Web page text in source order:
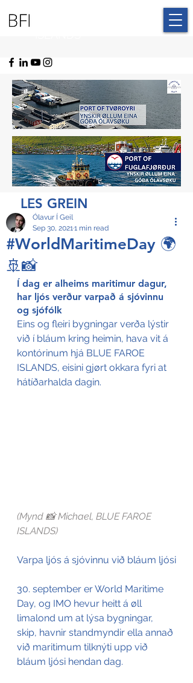
LES GREIN
#WorldMaritimeDay 🌍
🚢📸
Ólavur Í Geil
Sep 30, 20211 min read
Í dag er alheims maritimur dagur,
har ljós verður varpað á sjóvinnu
og sjófólk
Eins og fleiri bygningar verða lýstir
við í bláum kring heimin, hava vit á
kontórinum hjá BLUE FAROE
ISLANDS, eisini gjørt okkara fyri at
hátíðarhalda dagin.
(Mynd 📸 Michael, BLUE FAROE
ISLANDS)
Varpa ljós á sjóvinnu við bláum ljósi
30. september er World Maritime
Day, og IMO hevur heitt á øll
limalond um at lýsa bygningar,
skip, havnir standmyndir ella annað
við maritimum tilknýti upp við
bláum ljósi hendan dag.